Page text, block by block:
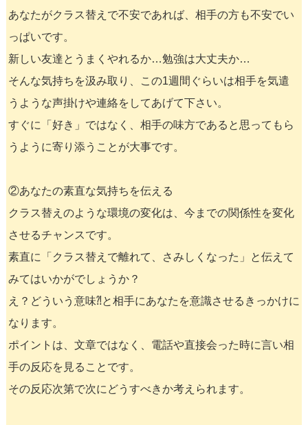
あなたがクラス替えで不安であれば、相手の方も不安でい
っぱいです。
新しい友達とうまくやれるか…勉強は大丈夫か…
そんな気持ちを汲み取り、この1週間ぐらいは相手を気遣
うような声掛けや連絡をしてあげて下さい。
すぐに「好き」ではなく、相手の味方であると思ってもら
うように寄り添うことが大事です。
②あなたの素直な気持ちを伝える
クラス替えのような環境の変化は、今までの関係性を変化
させるチャンスです。
素直に「クラス替えで離れて、さみしくなった」と伝えて
みてはいかがでしょうか？
え？どういう意味⁈と相手にあなたを意識させるきっかけに
なります。
ポイントは、文章ではなく、電話や直接会った時に言い相
手の反応を見ることです。
その反応次第で次にどうすべきか考えられます。